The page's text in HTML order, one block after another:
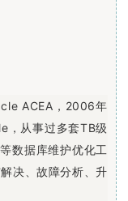
ACEA，2006年
，从事过多套TB级
数据库维护优化工
决、故障分析、升